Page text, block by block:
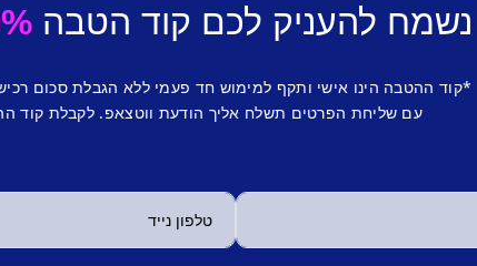
נשמח להעניק לכם קוד הטבה 10%
*קוד ההטבה הינו אישי ותקף למימוש חד פעמי ללא הגבלת סכום
עם שליחת הפרטים תשלח אליך הודעת ווטצאפ. לקבלת קוד